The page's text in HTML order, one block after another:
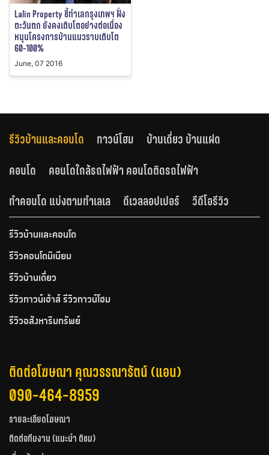
Lalin Property ชี้ทำเลกรุงเทพฯ ฝั่ง
ตะวันตก ยังคงเติบโตอย่างต่อเนื่อง
หนุนโครงการบ้านแนวราบเติบโต
60-100%
June, 07 2016
รีวิวบ้านและคอนโด ทาวน์โฮม
บ้านเดี่ยว บ้านแฝด
คอนโด
คอนโดใกล้รถไฟฟ้า คอนโดติดรถไฟฟ้า
ทำคอนโด แบ่งตามทำเลเล
ดีเวลลอปเปอร์ วีดีโอรีวิว
รีวิวบ้านและคอนโด
รีวิวคอนโดมิเนียม
รีวิวบ้านเดี่ยว
รีวิวทาวน์เฮ้าส์ รีวิวทาวน์โฮม
รีวิวอสังหาริมทรัพย์
ติดต่อโฆษณา คุณวรรณารัตน์ (แอน)
090-464-8959
รายละเอียดโฆษณา
ติดต่อทีมงาน (แนะนำ ติชม)